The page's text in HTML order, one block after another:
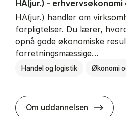
HA(jur.) -
HA(jur.) handler om
forpligtelser. Du lærer,
opnå gode økonomiske
forretningsmæssige…
Handel og logistik Økonomi
Om uddannelsen